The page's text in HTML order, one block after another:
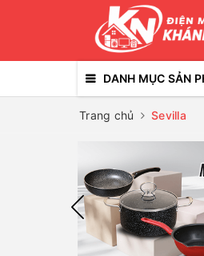
DANH MỤC SẢN
Trang chủ Sevilla